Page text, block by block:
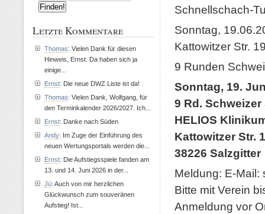
Schnellschach-
Sonntag,
Kattowitzer Str.
9 Runden
Sonntag, 19.
9 Rd.
HELIOS
Kattowitzer Str.
38226 Salzgitter
Meldung: E-Mail:
Bitte mit Verein
Anmeldung vor
Letzte Kommentare
Thomas: Vielen Dank für diesen
Hinweis, Ernst. Da haben sich ja
einige...
Ernst: Die neue DWZ Liste ist da!
Thomas: Vielen Dank, Wolfgang, für
den Terminkalender 2026/2027. Ich...
Ernst: Danke nach Süden
Andy: Im Zuge der Einführung des
neuen Wertungsportals werden die...
Ernst: Die Aufstiegsspiele fanden am
13. und 14. Juni 2026 in der...
Jü: Auch von mir herzlichen
Glückwunsch zum souveränen
Aufstieg! Ist...